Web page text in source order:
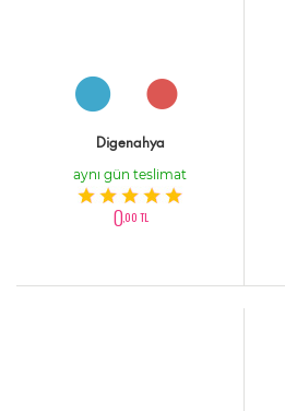
Digenahya
aynı gün teslimat
0,00 TL